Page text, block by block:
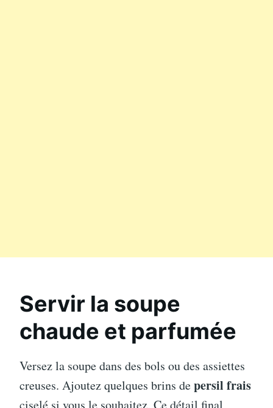
Servir la soupe
chaude et parfumée
Versez la soupe dans des bols ou des assiettes
creuses. Ajoutez quelques brins depersil frais
ciselé si vous le souhaitez. Ce détail final